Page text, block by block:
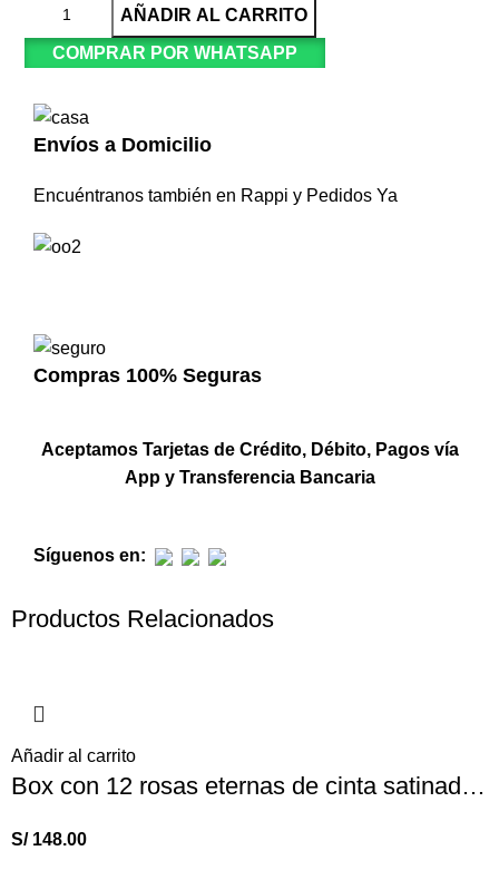
AÑADIR AL CARRITO
COMPRAR POR WHATSAPP
Envíos a Domicilio
Encuéntranos también en Rappi y Pedidos Ya
Compras 100% Seguras
Aceptamos Tarjetas de Crédito, Débito, Pagos vía
App y Transferencia Bancaria
Síguenos en:
Productos Relacionados
Añadir al carrito
Box con 12 rosas eternas de cinta satinada y osita
S/148.00